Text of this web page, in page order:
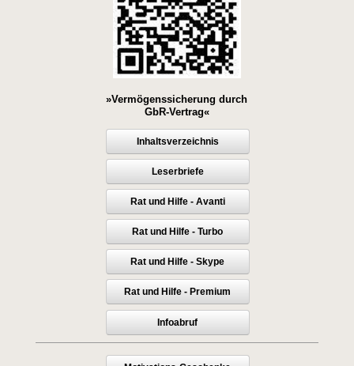
»Vermögenssicherung durch
GbR-Vertrag«
Inhaltsverzeichnis
Leserbriefe
Rat und Hilfe - Avanti
Rat und Hilfe - Turbo
Rat und Hilfe - Skype
Rat und Hilfe - Premium
Infoabruf